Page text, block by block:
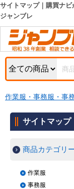
お知
キーワード検索
検索
検索条件
商品カテゴリから選
商品ステータスで絞
おすすめ
NEW
サイトマップ｜購買ナ
ジャンブレ
作業服・事務服・事
サイトマップ
商品カテゴリ
作業服
事務服